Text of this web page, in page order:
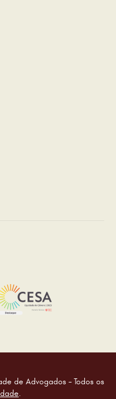
de Advogados – Todos os
.